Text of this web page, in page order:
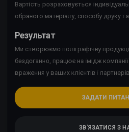
Вартість розраховується
обраного матеріалу, способу друку
Результат
Ми створюємо поліграфічну
бездоганно, працює на імідж
враження у ваших клієнтів і
ЗАДАТИ
ЗВ'ЯЗАТИСЯ З